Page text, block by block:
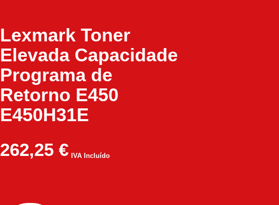
Lexmark Toner
Elevada Capacidade
Programa de
Retorno E450
E450H31E
262,25 € IVA Incluído